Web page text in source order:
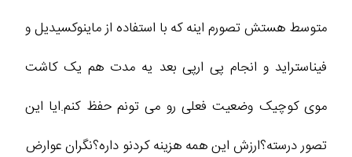
متوسط هستش تصورم اینه که با استفاده از ماینوکسیدیل و
فیناستراید و انجام پی ارپی بعد یه مدت هم یک کاشت
موی کوچیک وضعیت فعلی رو می تونم حفظ کنم.ایا این
تصور درسته؟ارزش این همه هزینه کردنو داره؟نگران عوارض